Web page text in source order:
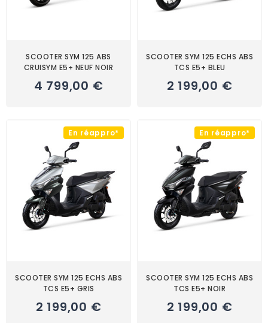
SCOOTER SYM 125 ABS
CRUISYM E5+ NEUF NOIR
4 799,00 €
SCOOTER SYM 125 ECHS ABS
TCS E5+ BLEU
2 199,00 €
En réappro*
SCOOTER SYM 125 ECHS ABS
TCS E5+ GRIS
2 199,00 €
En réappro*
SCOOTER SYM 125 ECHS ABS
TCS E5+ NOIR
2 199,00 €